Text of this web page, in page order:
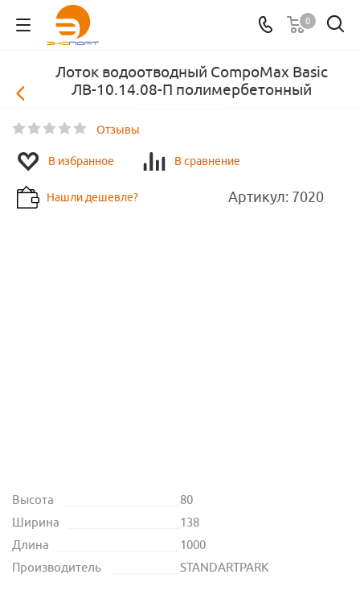
0
Лоток водоотводный CompoMax Basic
ЛВ-10.14.08-П полимербетонный
Отзывы
В избранное В сравнение
Нашли дешевле? Артикул: 7020
Высота
80
Ширина
138
Длина
1000
Производитель
STANDARTPARK